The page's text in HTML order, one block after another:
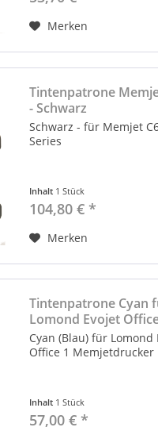
Merken
Tintenpatrone
- Schwarz
Schwarz - für Memjet
Series
Inhalt 1 Stück
104,80 € *
Merken
Tintenpatrone Cyan
Lomond Evojet
Cyan (Blau) für Lomond
Office 1 Memjetdrucker
Inhalt 1 Stück
57,00 € *